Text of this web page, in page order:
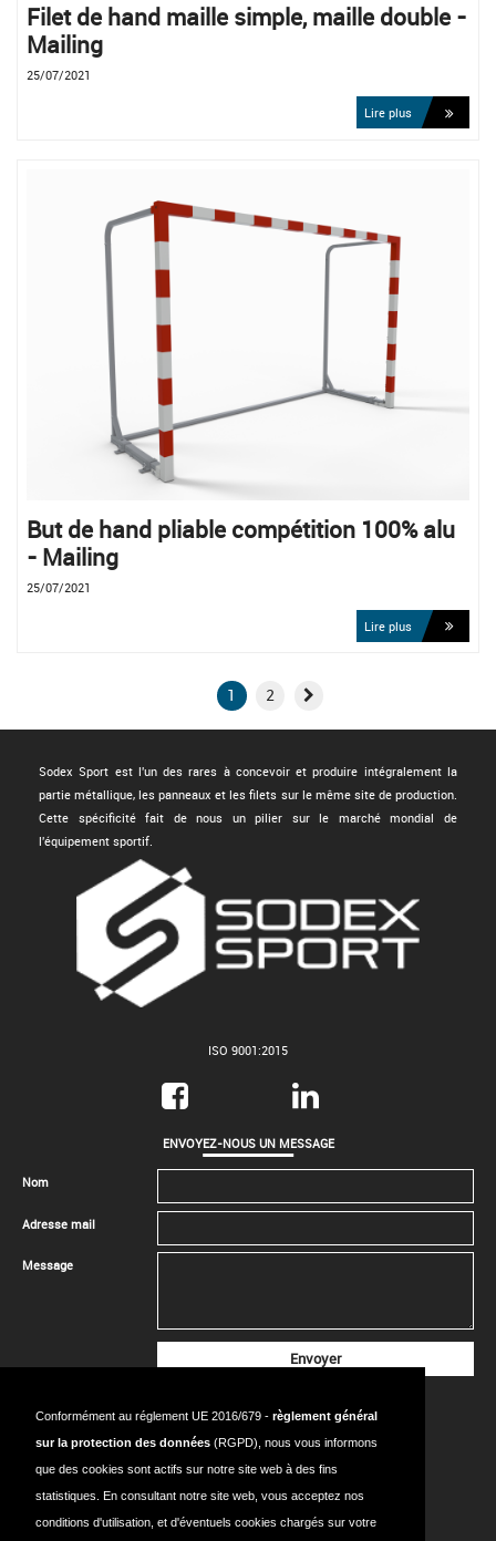
Conformément au réglement UE 2016/679 - règlement général
sur la protection des données (RGPD), nous vous informons
que des cookies sont actifs sur notre site web à des fins
statistiques. En consultant notre site web, vous acceptez nos
conditions d'utilisation, et d'éventuels cookies chargés sur votre
Filet de hand maille simple, maille double -
Mailing
25/07/2021
Lire plus
But de hand pliable compétition 100% alu
- Mailing
25/07/2021
Lire plus
1 2
Sodex Sport est l'un des rares à concevoir et produire intégralement la
partie métallique, les panneaux et les filets sur le même site de production.
Cette spécificité fait de nous un pilier sur le marché mondial de
l'équipement sportif.
ISO 9001:2015
ENVOYEZ-NOUS UN MESSAGE
Nom
Adresse mail
Message
SIÈGE SOCIAL
Adresse:18 Rue de l’Avenir, bât. 224, 14650 CARPIQUET - FRANCE
Tel:+33 (0)2.31.53.78.70
Mail: info@sodexsport.fr